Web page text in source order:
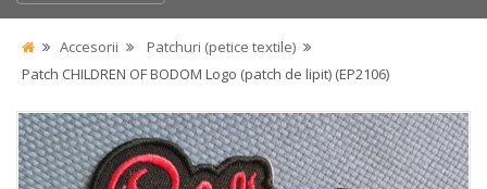
Accesorii
Patchuri (petice textile)
Patch CHILDREN OF BODOM Logo (patch de lipit) (EP2106)